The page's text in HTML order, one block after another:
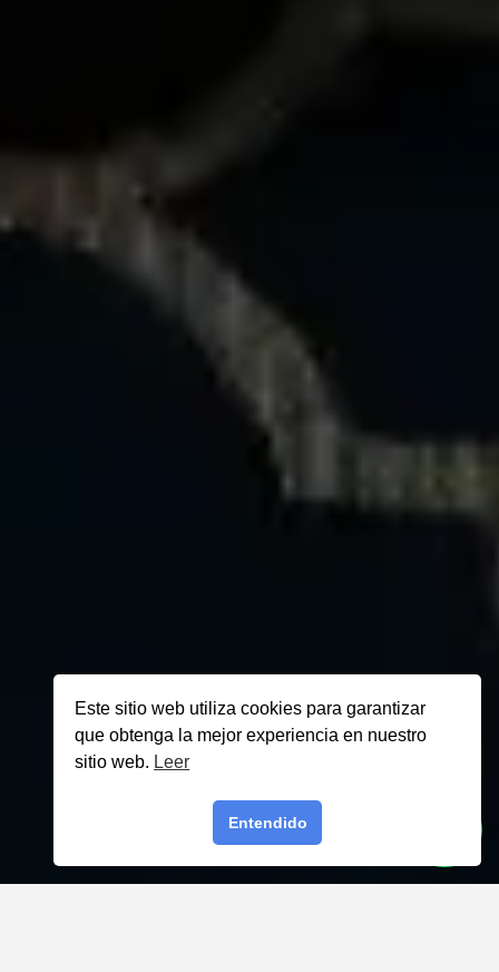
Este sitio web utiliza cookies para garantizar
que obtenga la mejor experiencia en nuestro
sitio web. Leer
Entendido